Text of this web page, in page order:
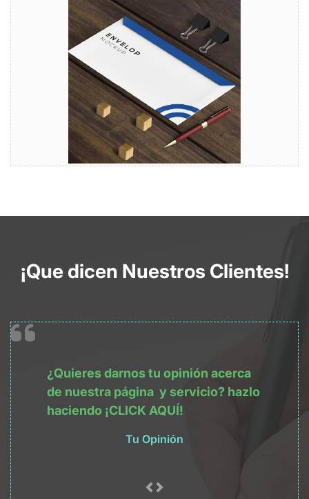
Envuelve tu mensaje con sobres de calidad
Comprar
¡Que dicen Nuestros Clientes!
¿Quieres darnos tu opinión acerca
de nuestra página y servicio? hazlo
haciendo ¡CLICK AQUÍ!
Tu Opinión